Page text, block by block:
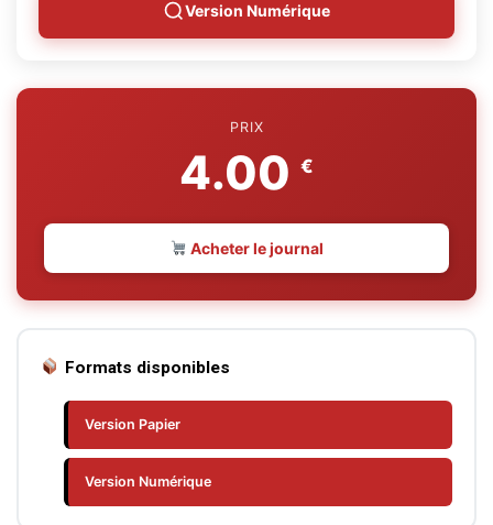
Version Numérique
PRIX
4.00 €
Acheter le journal
Formats disponibles
Version Papier
Version Numérique